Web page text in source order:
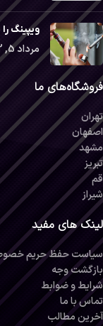
ویپینگ
مرداد 5, 1402
فروشگاه‌های ما
تهران
اصفهان
مشهد
تبریز
قم
شیراز
لینک های مفید
سیاست حفظ حریم
بازگشت وجه
شرایط و ضوابط
تماس با ما
آخرین مطالب